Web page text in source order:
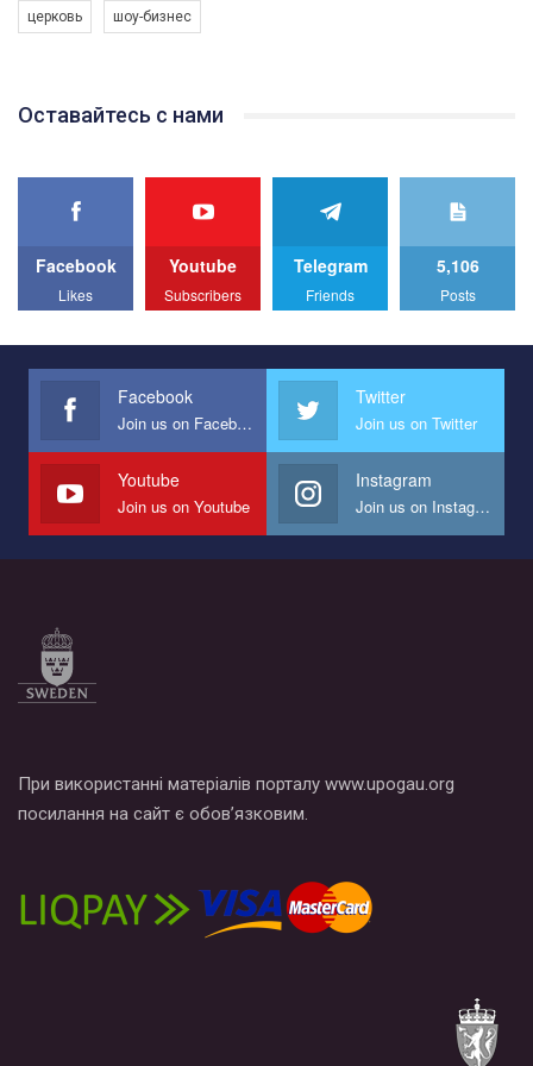
Якщо ти хочеш підтримати нас - просто натисни "лайк" під
best video, representing programme for the development of
We appeal to your support and ask to help us implement our plan
All you have to do is to press "Like" below the video.
Эмоционально сильный ролик от команды "Гей-альянс
представляющий программу развития организации.
Мы просим вас поддержать нас и помочь нам реализовать
наш план по борьбе с насилием и дискриминацией на почве
СОГИ в Украине.
Все, что вам нужно сделать - это зайти на наш канал YouTube
по этой ссылке и поставить лайк под видео.
церковь шоу-бизнес
Оставайтесь с нами
Facebook
Likes
Youtube
Subscribers
Telegram
Friends
5,106
Posts
Facebook
Join us on Facebook
Twitter
Join us on Twitter
Youtube
Join us on Youtube
Instagram
Join us on Instagram
При використанні матеріалів порталу www.upogau.org
посилання на сайт є обов’язковим.